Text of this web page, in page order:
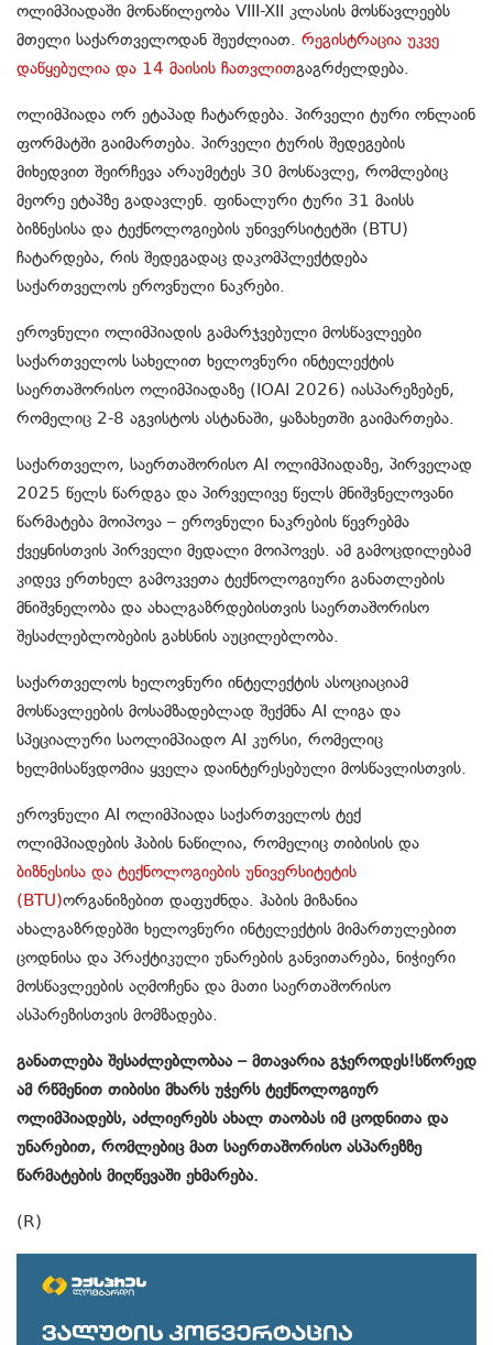
ოლიმპიადაში მონაწილეობა VIII-XII კლასის მოსწავლეებს
მთელი საქართველოდან შეუძლიათ. რეგისტრაცია უკვე
დაწყებულია და 14 მაისის ჩათვლითგაგრძელდება.
ოლიმპიადა ორ ეტაპად ჩატარდება. პირველი ტური ონლაინ
ფორმატში გაიმართება. პირველი ტურის შედეგების
მიხედვით შეირჩევა არაუმეტეს 30 მოსწავლე, რომლებიც
მეორე ეტაპზე გადავლენ. ფინალური ტური 31 მაისს
ბიზნესისა და ტექნოლოგიების უნივერსიტეტში (BTU)
ჩატარდება, რის შედეგადაც დაკომპლექტდება
საქართველოს ეროვნული ნაკრები.
ეროვნული ოლიმპიადის გამარჯვებული მოსწავლეები
საქართველოს სახელით ხელოვნური ინტელექტის
საერთაშორისო ოლიმპიადაზე (IOAI 2026) იასპარეზებენ,
რომელიც 2-8 აგვისტოს ასტანაში, ყაზახეთში გაიმართება.
საქართველო, საერთაშორისო AI ოლიმპიადაზე, პირველად
2025 წელს წარდგა და პირველივე წელს მნიშვნელოვანი
წარმატება მოიპოვა – ეროვნული ნაკრების წევრებმა
ქვეყნისთვის პირველი მედალი მოიპოვეს. ამ გამოცდილებამ
კიდევ ერთხელ გამოკვეთა ტექნოლოგიური განათლების
მნიშვნელობა და ახალგაზრდებისთვის საერთაშორისო
შესაძლებლობების გახსნის აუცილებლობა.
საქართველოს ხელოვნური ინტელექტის ასოციაციამ
მოსწავლეების მოსამზადებლად შექმნა AI ლიგა და
სპეციალური საოლიმპიადო AI კურსი, რომელიც
ხელმისაწვდომია ყველა დაინტერესებული მოსწავლისთვის.
ეროვნული AI ოლიმპიადა საქართველოს ტექ
ოლიმპიადების ჰაბის ნაწილია, რომელიც თიბისის და
ბიზნესისა და ტექნოლოგიების უნივერსიტეტის
(BTU)ორგანიზებით დაფუძნდა. ჰაბის მიზანია
ახალგაზრდებში ხელოვნური ინტელექტის მიმართულებით
ცოდნისა და პრაქტიკული უნარების განვითარება, ნიჭიერი
მოსწავლეების აღმოჩენა და მათი საერთაშორისო
ასპარეზისთვის მომზადება.
განათლება შესაძლებლობაა – მთავარია გჯეროდეს!სწორედ
ამ რწმენით თიბისი მხარს უჭერს ტექნოლოგიურ
ოლიმპიადებს, აძლიერებს ახალ თაობასიმ ცოდნითა და
უნარებით, რომლებიც მათ საერთაშორისო ასპარეზზე
წარმატების მიღწევაში ეხმარება.
(R)